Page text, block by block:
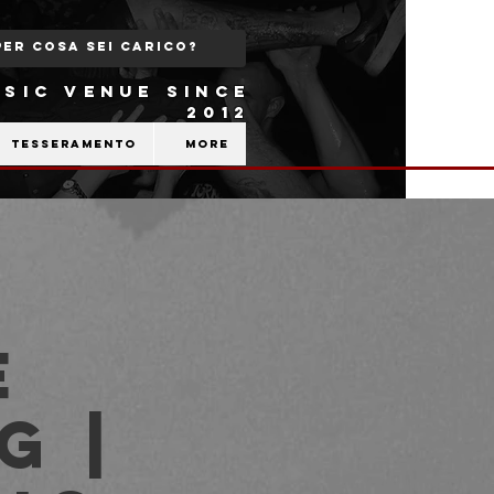
VENUE SINCE
2012
Tesseramento More
|